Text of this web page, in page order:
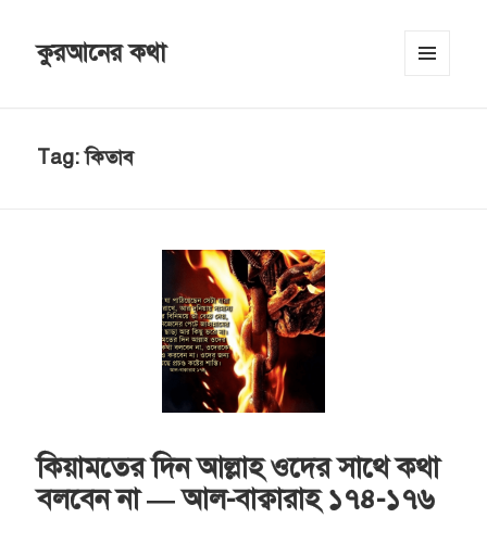
কুরআনের কথা
Tag:কিতাব
কিয়ামতের দিন আল্লাহ ওদের সাথে কথা
বলবেন না — আল-বাক্বারাহ ১৭৪-১৭৬